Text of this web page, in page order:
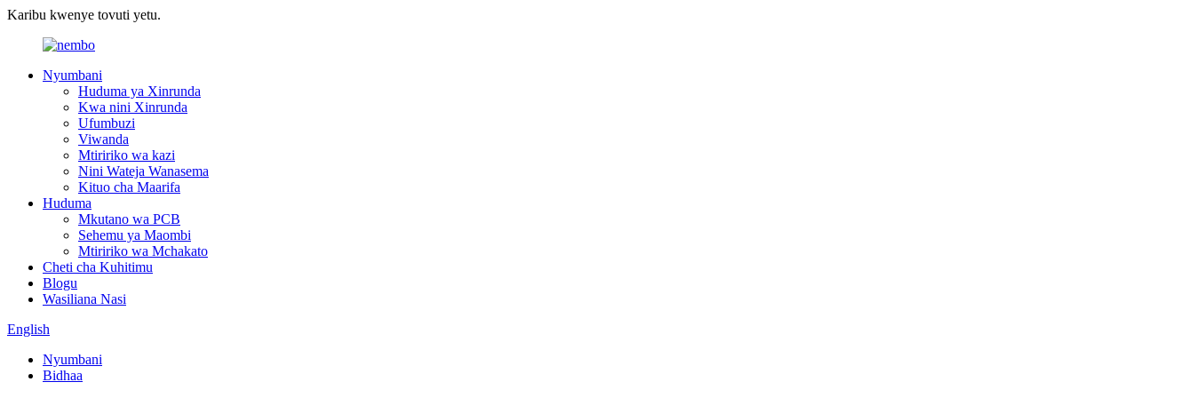
Karibu kwenye tovuti yetu.
Nyumbani
Huduma ya Xinrunda
Kwa nini Xinrunda
Ufumbuzi
Viwanda
Mtiririko wa kazi
Nini Wateja Wanasema
Kituo cha Maarifa
Huduma
Mkutano wa PCB
Sehemu ya Maombi
Mtiririko wa Mchakato
Cheti cha Kuhitimu
Blogu
Wasiliana Nasi
English
Nyumbani
Bidhaa